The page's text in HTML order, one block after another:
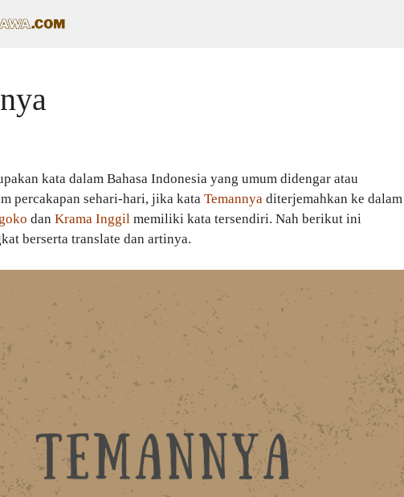
kata dalam Bahasa Indonesia yang umum didengar atau
percakapan sehari-hari, jika kata Temannya diterjemahkan ke dalam
dan Krama Inggil memiliki kata tersendiri. Nah berikut ini
berserta translate dan artinya.